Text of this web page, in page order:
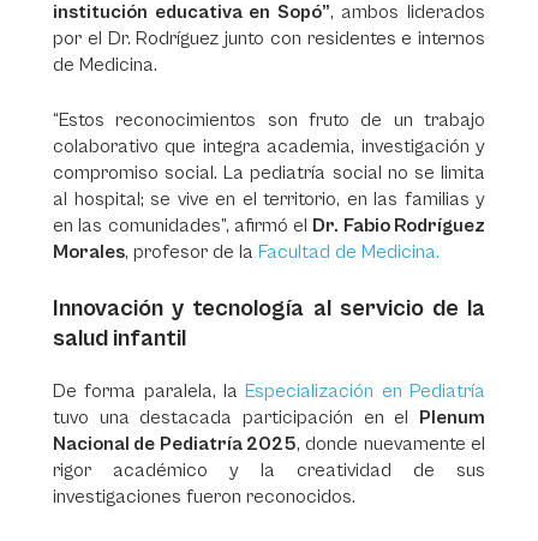
institución educativa en Sopó”, ambos liderados
por el Dr. Rodríguez junto con residentes e internos
de Medicina.
“Estos reconocimientos son fruto de un trabajo
colaborativo que integra academia, investigación y
compromiso social. La pediatría social no se limita
al hospital; se vive en el territorio, en las familias y
en las comunidades”, afirmó el Dr. Fabio Rodríguez
Morales, profesor de la Facultad de Medicina.
Innovación y tecnología al servicio de la
salud infantil
De forma paralela, laEspecialización en Pediatría
tuvo una destacada participación en el Plenum
Nacional de Pediatría 2025, donde nuevamente el
rigor académico y la creatividad de sus
investigaciones fueron reconocidos.